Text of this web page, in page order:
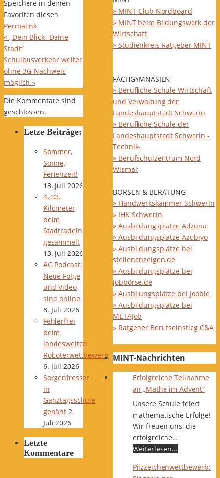
Speichere in deinen
Favoriten diesen
Permalink.
« „Dein Blick- Deine
Stadt“
Schulbusverkehr weiter
ohne 3G-Nachweis
möglich »
Die Kommentare sind
geschlossen.
Letze Beiträge:
Sommer,
Sonne,
Ferienzeit!
13. Juli 2026
4.405
Kilometer
beim
Stadtradeln
gesammelt
13. Juli 2026
AG Podcast:
Neue Folge
und Video
sind online
8. Juli 2026
Fehlerfrei
beim
landesweiten
Roboterwettbewerb
6. Juli 2026
Sorgenfresser
in
Ganztagsschule
genäht 2.
Juli 2026
Letzte
Kommentare
» MINT-Club Nordboard
» MINT beim Bildungswerk der
Wirtschaft
» Studienkreis Ratgeber MINT
FACHGYMNASIEN
» Berufliche Schule Wirtschaft
und Verwaltung der
Landeshauptstadt Schwerin
» Berufliche Schule der
Landeshauptstadt Schwerin -
Technik-
» Berufschulzentrum Nord
Wismar
BÖRSEN & BERATUNG
» Handwerkskammer Schwerin
» IHK Schwerin
» Ausbildungsplätze Adzuna
» Ausbildungsplätze Azubiyo
» Ausbildungsplätze bei
stellenanzeigen.de
» Ausbildungsplätze bei
jobbörse.de
» Ausbilungsplätze bei Jooble
» Ausbildungsplätze bei
METAJob
» Ratgeber Berufseinstieg C&A
MINT-Nachrichten
Erfolgreiche Teilnahme
an „Mathe im Advent“
Unsere Schule feiert
mathematische Erfolge!
Wir freuen uns, die
erfolgreiche…
Weiterlesen...
Pilzzeichenwettbewerb: